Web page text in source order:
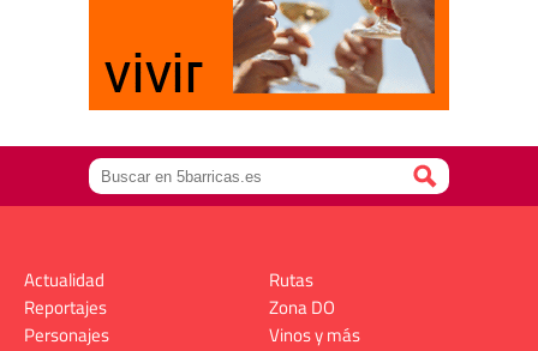
Actualidad
Reportajes
Personajes
Rutas
Zona DO
Vinos y más